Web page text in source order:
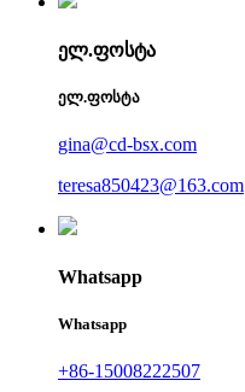
ელ.ფოსტა
ელ.ფოსტა
gina@cd-bsx.com
teresa850423@163.com
Whatsapp
Whatsapp
+86-15008222507